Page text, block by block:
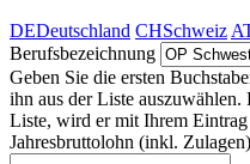
DEDeutschland CHSchweiz
Berufsbezeichnung
Geben Sie die ersten
ihn aus der Liste
Liste, wird er mit Ihrem Eintrag
Jahresbruttolohn (inkl. Zulagen)